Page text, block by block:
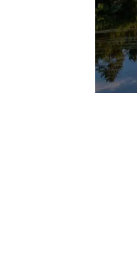
Cambio global
Funcionamiento de los